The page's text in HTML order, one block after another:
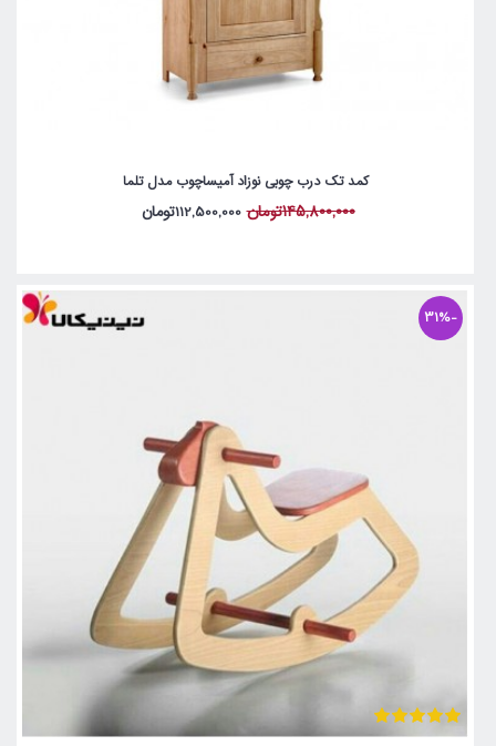
کمد تک درب چوبی نوزاد آمیساچوب مدل تلما
145,800,000تومان 112,500,000تومان
-31%